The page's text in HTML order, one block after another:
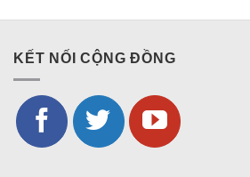
KẾT NỐI CỘNG ĐỒNG